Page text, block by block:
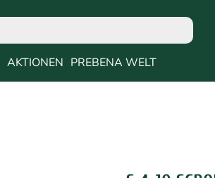
AKTIONEN PREBENA WELT